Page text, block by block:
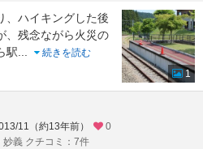
、ハイキングした後
、残念ながら火災の
駅...
続きを読む
1
11（約13年前）
0
妙義 クチコミ：7件